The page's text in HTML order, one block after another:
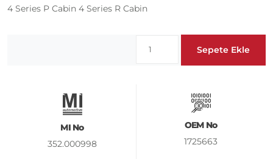
4 Series P Cabin 4 Series R Cabin
Sepete Ekle
MI No
352.000998
OEM No
1725663